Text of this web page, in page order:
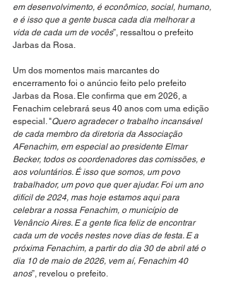
em desenvolvimento, é econômico, social, humano,
e é isso que a gente busca cada dia melhorar a
vida de cada um de vocês”, ressaltou o prefeito
Jarbas da Rosa.
Um dos momentos mais marcantes do
encerramento foi o anúncio feito pelo prefeito
Jarbas da Rosa. Ele confirma que em 2026, a
Fenachim celebrará seus 40 anos com uma edição
especial. "Quero agradecer o trabalho incansável
de cada membro da diretoria da Associação
AFenachim, em especial ao presidente Elmar
Becker, todos os coordenadores das comissões, e
aos voluntários. É isso que somos, um povo
trabalhador, um povo que quer ajudar. Foi um ano
difícil de 2024, mas hoje estamos aqui para
celebrar a nossa Fenachim, o município de
Venâncio Aires. E a gente fica feliz de encontrar
cada um de vocês nestes nove dias de festa. E a
próxima Fenachim, a partir do dia 30 de abril até o
dia 10 de maio de 2026, vem aí, Fenachim 40
anos”, revelou o prefeito.